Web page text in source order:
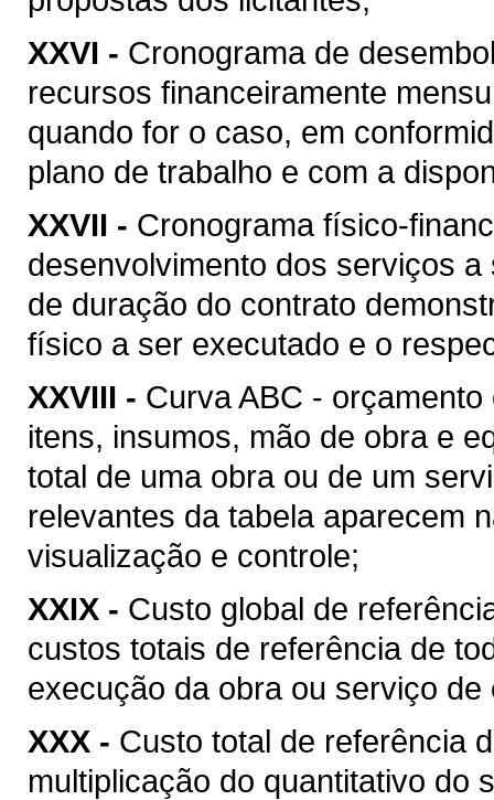
XXVI - Cronograma de
recursos financeiramente
quando for o caso, em
plano de trabalho e com a
XXVII - Cronograma físico-
desenvolvimento dos serviços
de duração do contrato
físico a ser executado e o
XXVIII - Curva ABC -
itens, insumos, mão de obra e
total de uma obra ou de um
relevantes da tabela aparecem
visualização e controle;
XXIX - Custo global de
custos totais de referência de
execução da obra ou serviço
XXX - Custo total de referência
multiplicação do quantitativo do